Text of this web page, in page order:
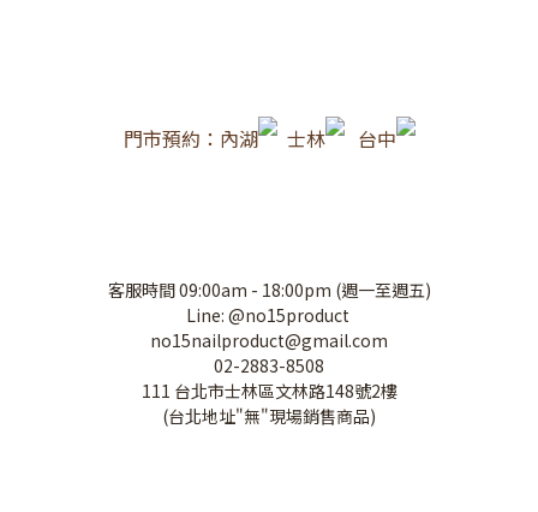
門市預約：內湖 士林 台中
客服時間 09:00am - 18:00pm (週一至週五)
Line: @no15product
no15nailproduct@gmail.com
02-2883-8508
111 台北市士林區文林路148號2樓
(台北地址"無"現場銷售商品)